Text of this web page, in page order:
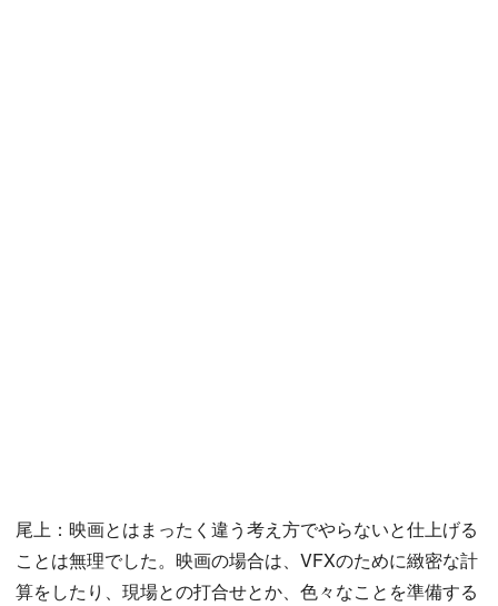
尾上：映画とはまったく違う考え方でやらないと仕上げる
ことは無理でした。映画の場合は、VFXのために緻密な計
算をしたり、現場との打合せとか、色々なことを準備する